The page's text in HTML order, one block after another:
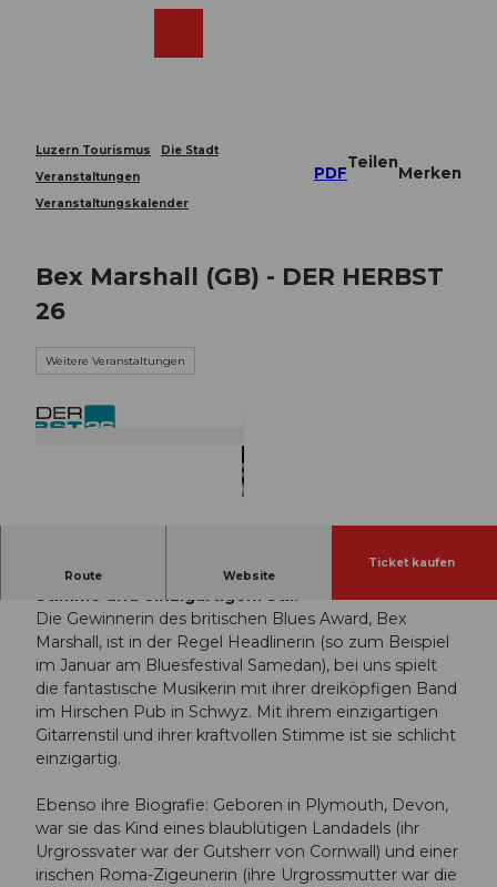
Luzern Tourismus
Die Stadt
Veranstaltungen
Veranstaltungskalender
PDF
Teilen
Merken
Bex Marshall (GB) - DER HERBST
26
Weitere Veranstaltungen
Route Website
Ticket kaufen
Preisgekrönte Blues-Gitarristin mit kraftvoller
Stimme und einzigartigem Stil.
Die Gewinnerin des britischen Blues Award, Bex
Marshall, ist in der Regel Headlinerin (so zum Beispiel
im Januar am Bluesfestival Samedan), bei uns spielt
die fantastische Musikerin mit ihrer dreiköpfigen Band
im Hirschen Pub in Schwyz. Mit ihrem einzigartigen
Gitarrenstil und ihrer kraftvollen Stimme ist sie schlicht
einzigartig.
Ebenso ihre Biografie: Geboren in Plymouth, Devon,
war sie das Kind eines blaublütigen Landadels (ihr
Urgrossvater war der Gutsherr von Cornwall) und einer
irischen Roma-Zigeunerin (ihre Urgrossmutter war die